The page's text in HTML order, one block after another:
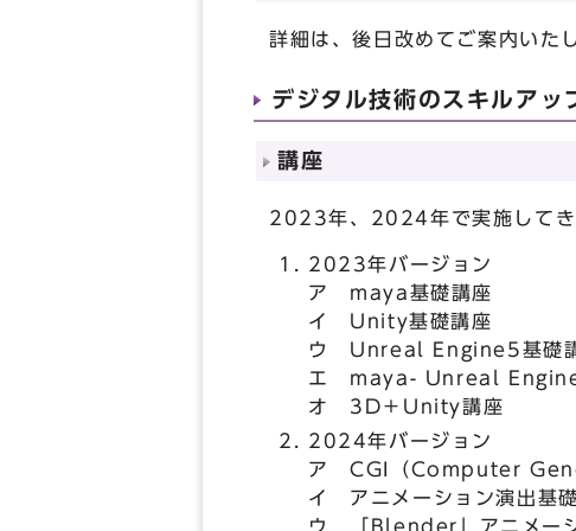
詳細は、後日改めてご案内いた
デジタル技術のスキルアッ
講座
2023年、2024年で実施してき
2023年バージョン
ア maya基礎講座
イ Unity基礎講座
ウ Unreal Engine5基礎
エ maya- Unreal
オ 3D＋Unity講座
2024年バージョン
ア CGI（Computer
イ アニメーション演出基
ウ 「Blender」アニメー